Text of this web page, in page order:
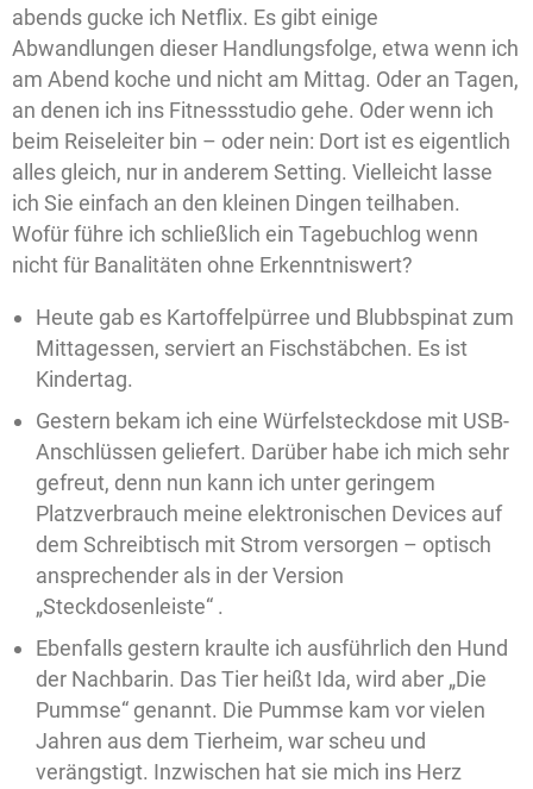
abends gucke ich Netflix. Es gibt einige
Abwandlungen dieser Handlungsfolge, etwa wenn ich
am Abend koche und nicht am Mittag. Oder an Tagen,
an denen ich ins Fitnessstudio gehe. Oder wenn ich
beim Reiseleiter bin – oder nein: Dort ist es eigentlich
alles gleich, nur in anderem Setting. Vielleicht lasse
ich Sie einfach an den kleinen Dingen teilhaben.
Wofür führe ich schließlich ein Tagebuchlog wenn
nicht für Banalitäten ohne Erkenntniswert?
Heute gab es Kartoffelpürree und Blubbspinat zum
Mittagessen, serviert an Fischstäbchen. Es ist
Kindertag.
Gestern bekam ich eine Würfelsteckdose mit USB-
Anschlüssen geliefert. Darüber habe ich mich sehr
gefreut, denn nun kann ich unter geringem
Platzverbrauch meine elektronischen Devices auf
dem Schreibtisch mit Strom versorgen – optisch
ansprechender als in der Version
„Steckdosenleiste“ .
Ebenfalls gestern kraulte ich ausführlich den Hund
der Nachbarin. Das Tier heißt Ida, wird aber „Die
Pummse“ genannt. Die Pummse kam vor vielen
Jahren aus dem Tierheim, war scheu und
verängstigt. Inzwischen hat sie mich ins Herz